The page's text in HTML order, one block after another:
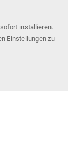
installieren.
Einstellungen zu